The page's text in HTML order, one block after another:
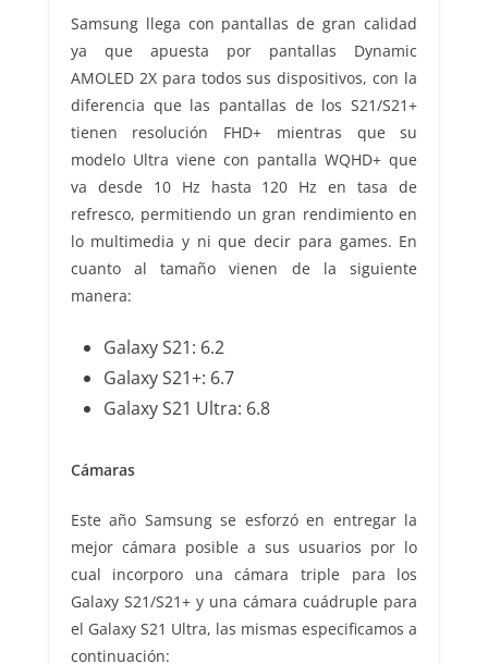
Samsung llega con pantallas de gran calidad
ya que apuesta por pantallas Dynamic
AMOLED 2X para todos sus dispositivos, con la
diferencia que las pantallas de los S21/S21+
tienen resolución FHD+ mientras que su
modelo Ultra viene con pantalla WQHD+ que
va desde 10 Hz hasta 120 Hz en tasa de
refresco, permitiendo un gran rendimiento en
lo multimedia y ni que decir para games. En
cuanto al tamaño vienen de la siguiente
manera:
Galaxy S21: 6.2
Galaxy S21+: 6.7
Galaxy S21 Ultra: 6.8
Cámaras
Este año Samsung se esforzó en entregar la
mejor cámara posible a sus usuarios por lo
cual incorporo una cámara triple para los
Galaxy S21/S21+ y una cámara cuádruple para
el Galaxy S21 Ultra, las mismas especificamos a
continuación: